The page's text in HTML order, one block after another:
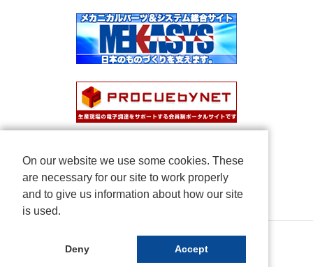
On our website we use some cookies. These
are necessary for our site to work properly
and to give us information about how our site
is used.
Deny Accept